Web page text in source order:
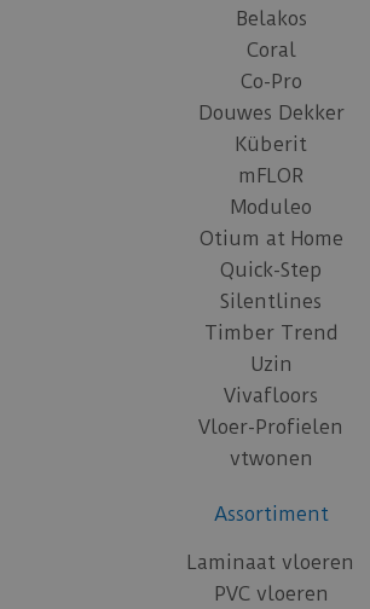
Belakos
Coral
Co-Pro
Douwes Dekker
Küberit
mFLOR
Moduleo
Otium at Home
Quick-Step
Silentlines
Timber Trend
Uzin
Vivafloors
Vloer-Profielen
vtwonen
Assortiment
Laminaat vloeren
PVC vloeren